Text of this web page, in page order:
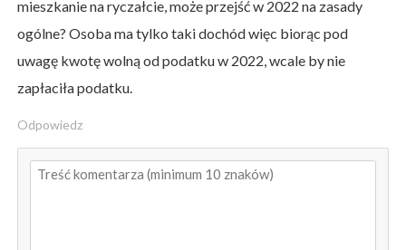
mieszkanie na ryczałcie, może przejść w 2022 na zasady
ogólne? Osoba ma tylko taki dochód więc biorąc pod
uwagę kwotę wolną od podatku w 2022, wcale by nie
zapłaciła podatku.
Odpowiedz